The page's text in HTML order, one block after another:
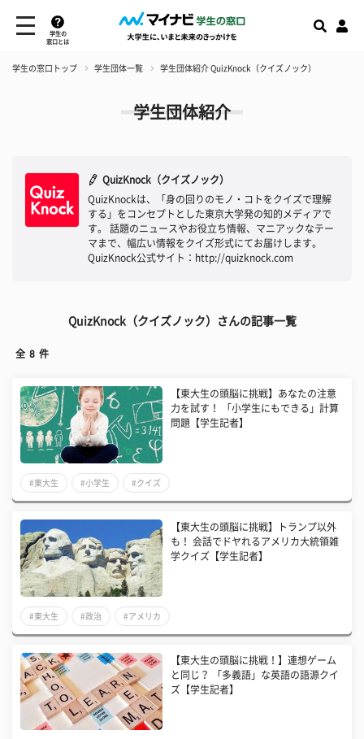
学生の
窓口とは
学生の窓口トップ 学生団体一覧 学生団体紹介 QuizKnock（クイズノック）
学生団体紹介
QuizKnock（クイズノック）
QuizKnockは、「身の回りのモノ・コトをクイズで理解
する」をコンセプトとした東京大学発の知的メディアで
す。 話題のニュースやお役立ち情報、マニアックなテー
マまで、幅広い情報をクイズ形式にてお届けします。
QuizKnock公式サイト：http://quizknock.com
QuizKnock（クイズノック）さんの記事一覧
全 8 件
【東大生の頭脳に挑戦】あなたの注意
力を試す！ 「小学生にもできる」計算
問題【学生記者】
#東大生 #小学生 #クイズ
【東大生の頭脳に挑戦】トランプ以外
も！ 会話でドヤれるアメリカ大統領雑
学クイズ【学生記者】
#東大生 #政治 #アメリカ
【東大生の頭脳に挑戦！】連想ゲーム
と同じ？ 「多義語」な英語の語源クイ
ズ【学生記者】